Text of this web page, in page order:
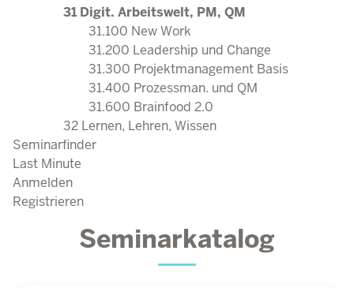
31 Digit. Arbeitswelt, PM, QM
31.100 New Work
31.200 Leadership und Change
31.300 Projektmanagement Basis
31.400 Prozessman. und QM
31.600 Brainfood 2.0
32 Lernen, Lehren, Wissen
Seminarfinder
Last Minute
Anmelden
Registrieren
Seminarkatalog